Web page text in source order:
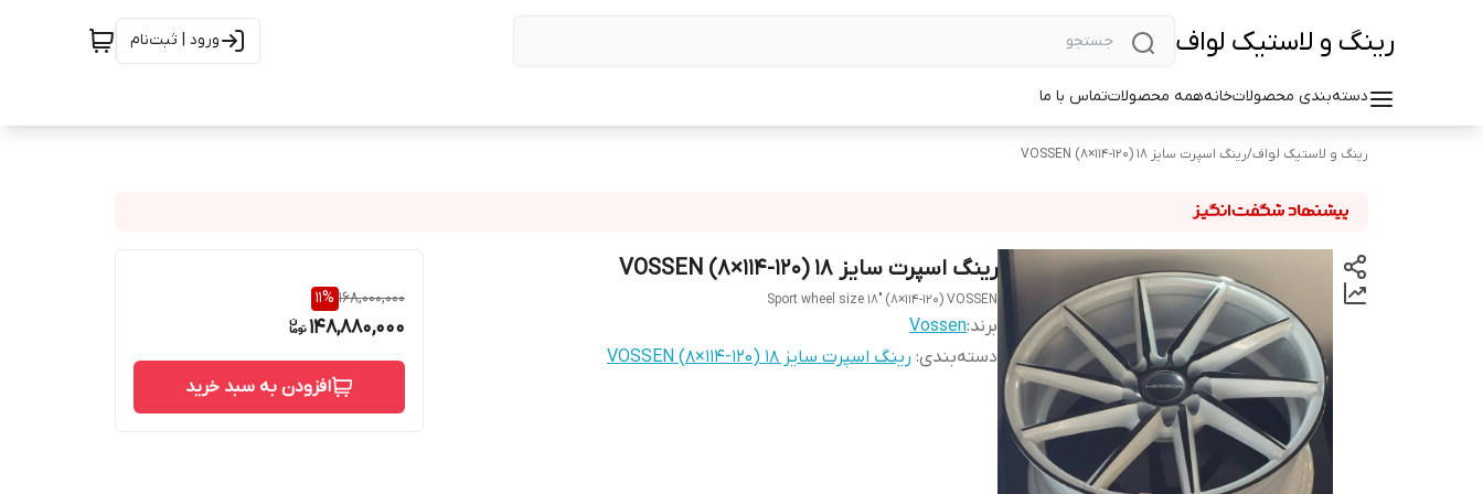
رینگ و لاستیک لواف ورود | ثبت‌نام
دسته‌بندی محصولاتخانههمه محصولاتتماس با ما
رینگ و لاستیک لواف/رینگ اسپرت سایز ۱۸ (۱۲۰-۱۱۴×۸) VOSSEN
رینگ اسپرت سایز ۱۸ (۱۲۰-۱۱۴×۸) VOSSEN
Sport wheel size 18" (8×114-120) VOSSEN
برند:Vossen
دسته‌بندی: رینگ اسپرت سایز ۱۸ (۱۲۰-۱۱۴×۸) VOSSEN
168,000,000
11%
148,880,000
افزودن به سبد خرید